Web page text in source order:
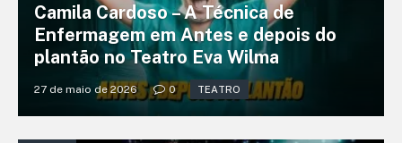
Camila Cardoso – A Técnica de
Enfermagem em Antes e depois do
plantão no Teatro Eva Wilma
27 de maio de 2026 0 TEATRO